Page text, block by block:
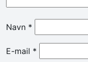
Navn *
E-mail *